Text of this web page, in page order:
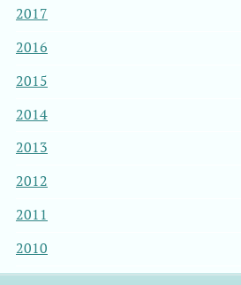
2017
2016
2015
2014
2013
2012
2011
2010